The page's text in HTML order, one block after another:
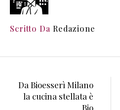
Scritto Da Redazione
Da Bioesserì Milano
la cucina stellata è
Bio